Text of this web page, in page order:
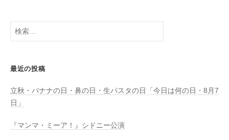
検
索:
最近の投稿
立秋・バナナの日・鼻の日・生パスタの日「今日は何の日・8月7
日」
『マンマ・ミーア！』シドニー公演